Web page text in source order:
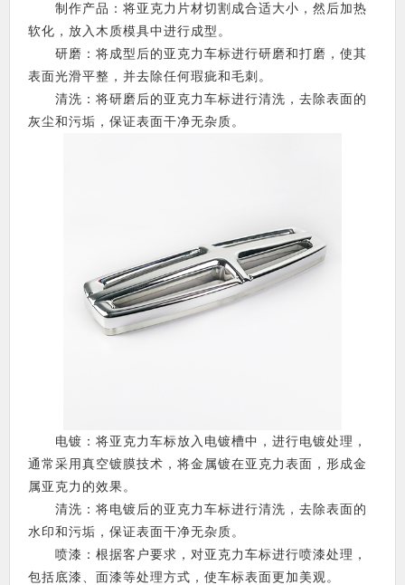
制作产品：将亚克力片材切割成合适大小，然后加热
软化，放入木质模具中进行成型。
研磨：将成型后的亚克力车标进行研磨和打磨，使其
表面光滑平整，并去除任何瑕疵和毛刺。
清洗：将研磨后的亚克力车标进行清洗，去除表面的
灰尘和污垢，保证表面干净无杂质。
电镀：将亚克力车标放入电镀槽中，进行电镀处理，
通常采用真空镀膜技术，将金属镀在亚克力表面，形成金
属亚克力的效果。
清洗：将电镀后的亚克力车标进行清洗，去除表面的
水印和污垢，保证表面干净无杂质。
喷漆：根据客户要求，对亚克力车标进行喷漆处理，
包括底漆、面漆等处理方式，使车标表面更加美观。